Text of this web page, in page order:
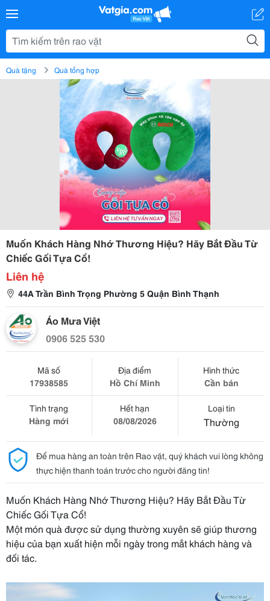
Quà tặng Quà tổng hợp
Muốn Khách Hàng Nhớ Thương Hiệu? Hãy Bắt Đầu Từ
Chiếc Gối Tựa Cổ!
Liên hệ
44A Trần Bình Trọng Phường 5 Quận Bình Thạnh
Áo Mưa Việt
0906 525 530
Mã số
17938585
Địa điểm
Hồ Chí Minh
Hình thức
Cần bán
Tình trạng
Hàng mới
Hết hạn
08/08/2026
Loại tin
Thường
Để mua hàng an toàn trên Rao vặt, quý khách vui lòng không
thực hiện thanh toán trước cho người đăng tin!
Muốn Khách Hàng Nhớ Thương Hiệu? Hãy Bắt Đầu Từ
Chiếc Gối Tựa Cổ!
Một món quà được sử dụng thường xuyên sẽ giúp thương
hiệu của bạn xuất hiện mỗi ngày trong mắt khách hàng và
đối tác.